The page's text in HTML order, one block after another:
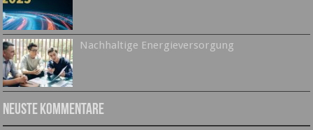
Nachhaltige Energieversorgung
Neuste Kommentare